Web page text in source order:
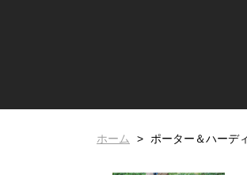
ホーム ポーター＆ハーデ